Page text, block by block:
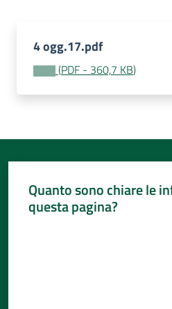
4 ogg.17.pdf
(PDF - 360,7 KB)
Quanto sono chiare le
questa pagina?